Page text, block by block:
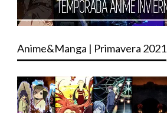
Anime&Manga | Primavera 2021